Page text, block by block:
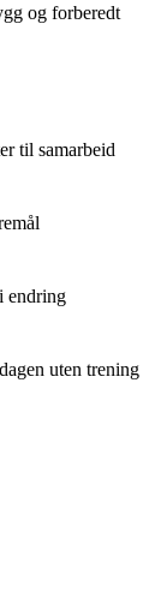
og forberedt
til samarbeid
endring
uten trening